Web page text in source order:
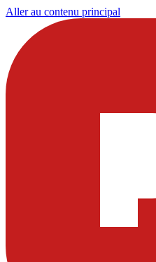
Aller au contenu principal